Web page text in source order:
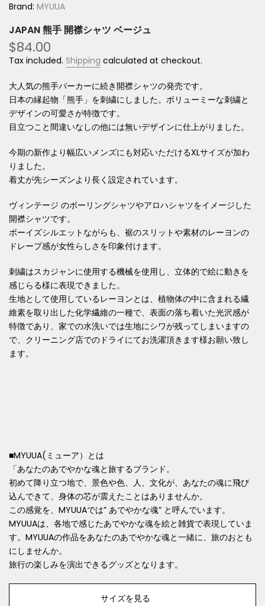
Brand: MYUUA
JAPAN 熊手 開襟シャツ ベージュ
$84.00
Tax included. Shipping calculated at checkout.
大人気の熊手パーカーに続き開襟シャツの発売です。
日本の縁起物「熊手」を刺繍にしました。ボリューミーな刺繍と
デザインの可愛さが特徴です。
目立つこと間違いなしの他には無いデザインに仕上がりました。
今期の新作より幅広いメンズにも対応いただけるXLサイズが加わ
りました。
着丈が先シーズンより長く設定されています。
ヴィンテージ のボーリングシャツやアロハシャツをイメージした
開襟シャツです。
ボーイズシルエットながらも、裾のスリットや素材のレーヨンの
ドレープ感が女性らしさを印象付けます。
刺繍はスカジャンに使用する機械を使用し、立体的で絵に動きを
感じらる様に表現できました。
生地として使用しているレーヨンとは、植物体の中に含まれる繊
維素を取り出した化学繊維の一種で、表面の落ち着いた光沢感が
特徴であり、家での水洗いでは生地にシワが残ってしまいますの
で、クリーニング店でのドライにてお洗濯頂きます様お願い致し
ます。
■MYUUA(ミューア）とは
「あなたのあでやかな魂と旅するブランド。
初めて降り⽴つ地で、景⾊や⾊、 ⼈、⽂化が、あなたの魂に⾶び
込んできて、⾝体の芯が震えたことはありませんか。
この感覚を、MYUUAでは” あでやかな魂” と呼んでいます。
MYUUAは、各地で感じたあでやかな魂を絵と雑貨で表現していま
す。MYUUAの作品をあなたのあでやかな魂と⼀緒に、旅のおとも
にしませんか。
旅⾏の楽しみを演出できるグッズとなります。
サイズを見る